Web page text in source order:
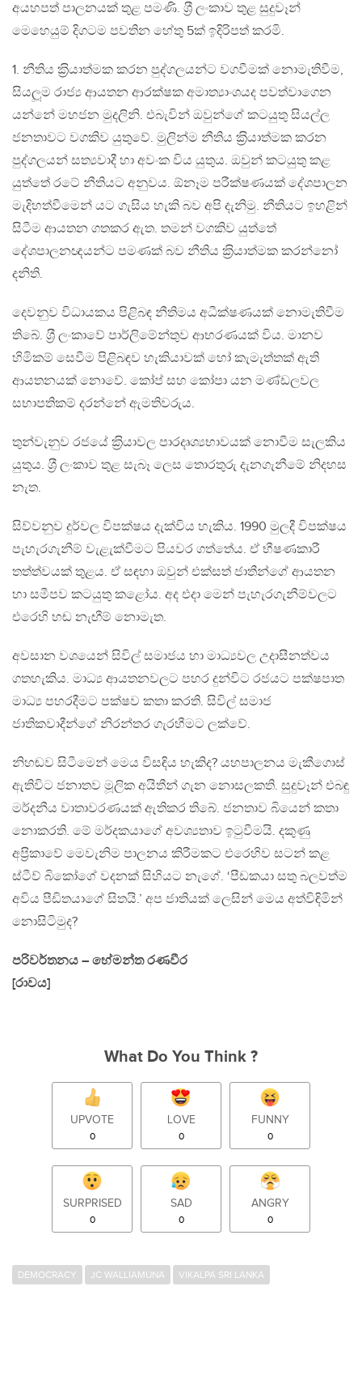
අයහපත් පාලනයක් තුළ පමණි. ශ‍්‍රී ලංකාව තුළ සුදුවෑන්
මෙහෙයුම් දිගටම පවතින හේතු 5ක් ඉදිරිපත් කරමි.
1. නීතිය ක‍්‍රියාත්මක කරන පුද්ගලයන්ට වගවීමක් නොමැතිවීම,
සියලූම රාජ්‍ය ආයතන ආරක්ෂක අමාත්‍යාංශයද පවත්වාගෙන
යන්නේ මහජන මුදලිනි. එබැවින් ඔවුන්ගේ කටයුතු සියල්ල
ජනතාවට වගකිව යුතුවේ. මුලින්ම නීතිය ක‍්‍රියාත්මක කරන
පුද්ගලයන් සත්‍යවාදී හා අවංක විය යුතුය. ඔවුන් කටයුතු කළ
යුත්තේ රටේ නීතියට අනුවය. ඕනෑම පරීක්ෂණයක් දේශපාලන
මැදිහත්වීමෙන් යට ගැසිය හැකි බව අපි දැනිමු. නීතියට ඉහළින්
සිටීම ආයතන ගතකර ඇත. තමන් වගකිව යුත්තේ
දේශපාලනඥයන්ට පමණක් බව නීතිය ක‍්‍රියාත්මක කරන්නෝ
දනිති.
දෙවනුව විධායකය පිළිබඳ නීතිමය අධීක්ෂණයක් නොමැතිවීම
තිබේ. ශ‍්‍රී ලංකාවේ පාර්ලිමේන්තුව ආභරණයක් විය. මානව
හිමිකම් සෙවීම පිළිබඳව හැකියාවක් හෝ කැමැත්තක් ඇති
ආයතනයක් නොවේ. කෝප් සහ කෝපා යන මණ්ඩලවල
සභාපතිකම් දරන්නේ ඇමතිවරුය.
තුන්වැනුව රජයේ ක‍්‍රියාවල පාරදෘශ්‍යභාවයක් නොවීම සැලකිය
යුතුය. ශ‍්‍රී ලංකාව තුළ සැබෑ ලෙස තොරතුරු දැනගැනීමේ නිදහස
නැත.
සිව්වනුව දුර්වල විපක්ෂය දැක්විය හැකිය. 1990 මුලදී විපක්ෂය
පැහැරගැනීම් වැළැක්වීමට පියවර ගත්තේය. ඒ භීෂණකාරී
තත්ත්වයක් තුළය. ඒ සඳහා ඔවුන් එක්සත් ජාතීන්ගේ ආයතන
හා සමීපව කටයුතු කළෝය. අද එදා මෙන් පැහැරගැනීම්වලට
එරෙහි හඬ නැඟීම් නොමැත.
අවසාන වශයෙන් සිවිල් සමාජය හා මාධ්‍යවල උදාසීනත්වය
ගතහැකිය. මාධ්‍ය ආයතනවලට පහර දුන්විට රජයට පක්ෂපාත
මාධ්‍ය පහරදීමට පක්ෂව කතා කරති. සිවිල් සමාජ
ජාතිකවාදීන්ගේ නිරන්තර ගැරහීමට ලක්වේ.
නිහඬව සිටීමෙන් මෙය විසඳිය හැකිද? යහපාලනය මැකීගොස්
ඇතිවිට ජනාතව මූලික අයිතීන් ගැන නොසලකති. සුදුවෑන් එබඳු
මර්දනීය වාතාවරණයක් ඇතිකර තිබේ. ජනතාව බියෙන් කතා
නොකරති. මේ මර්දකයාගේ අවශ්‍යතාව ඉටුවීමයි. දකුණු
අප‍්‍රිකාවේ මෙවැනිම පාලනය කිරීමකට එරෙහිව සටන් කළ
ස්ටීව් බිකෝගේ වදනක් සිහියට නැගේ. ‘පීඩකයා සතු බලවත්ම
අවිය පීඩිතයාගේ සිතයි.’ අප ජාතියක් ලෙසින් මෙය අත්විඳිමින්
නොසිටිමුද?
පරිවර්තනය – හේමන්ත රණවීර
[රාවය]
What Do You Think ?
UPVOTE
0
LOVE
0
FUNNY
0
SURPRISED
0
SAD
0
ANGRY
0
DEMOCRACY JC WALLIAMUNA VIKALPA SRI LANKA